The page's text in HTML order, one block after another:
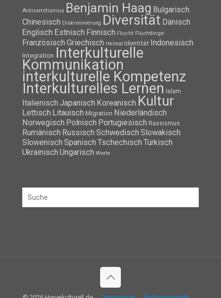
Antisemitismus Benjamin Haag Bulgarisch
Chinesisch Diskriminierung Diversität Dänisch
Englisch Estnisch Finnisch Flucht Flüchtlinge
Französisch Griechisch Heimat Identität Indonesisch
Integration Interkulturelle
Kommunikation
interkulturelle Kompetenz
Interkulturelles Lernen Islam
Italienisch Japanisch Koreanisch Kultur
Lettisch Litauisch Migration Niederländisch
Norwegisch Polnisch Portugiesisch Rassismus
Rumänisch Russisch Schwedisch Slowakisch
Slowenisch Spanisch Tschechisch Türkisch
Ukrainisch Ungarisch Werte